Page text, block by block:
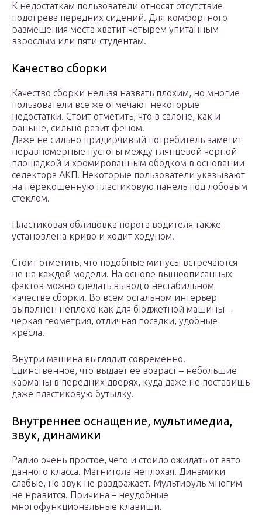
К недостаткам пользователи относят отсутствие
подогрева передних сидений. Для комфортного
размещения места хватит четырем упитанным
взрослым или пяти студентам.
Качество сборки
Качество сборки нельзя назвать плохим, но многие
пользователи все же отмечают некоторые
недостатки. Стоит отметить, что в салоне, как и
раньше, сильно разит феном.
Даже не сильно придирчивый потребитель заметит
неравномерные пустоты между глянцевой черной
площадкой и хромированным ободком в основании
селектора АКП. Некоторые пользователи указывают
на перекошенную пластиковую панель под лобовым
стеклом.
Пластиковая облицовка порога водителя также
установлена криво и ходит ходуном.
Стоит отметить, что подобные минусы встречаются
не на каждой модели. На основе вышеописанных
фактов можно сделать вывод о нестабильном
качестве сборки. Во всем остальном интерьер
выполнен неплохо как для бюджетной машины –
черкая геометрия, отличная посадки, удобные
кресла.
Внутри машина выглядит современно.
Единственное, что выдает ее возраст – небольшие
карманы в передних дверях, куда даже не поставишь
даже пластиковую бутылку.
Внутреннее оснащение, мультимедиа,
звук, динамики
Радио очень простое, чего и стоило ожидать от авто
данного класса. Магнитола неплохая. Динамики
слабые, но звук не раздражает. Мультируль многим
не нравится. Причина – неудобные
многофункциональные клавиши.